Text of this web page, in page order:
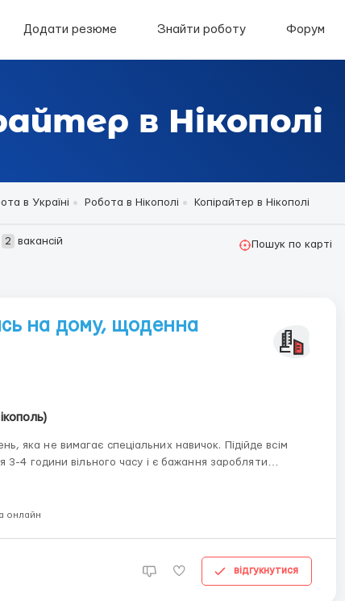
Додати резюме Знайти роботу Форум
в Нікополі
в Україні Робота в Нікополі Копірайтер в Нікополі
2 вакансій Пошук по карті
на дому, щоденна
яка не вимагає спеціальних навичок. Підійде всім
3-4 години вільного часу і є бажання заробляти
онлайн
відгукнутися